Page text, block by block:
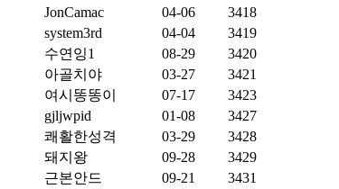
JonCamac 04-06
3418
system3rd 04-04
3419
수연잉1 08-29
3420
아골치야 03-27
3421
여시똥똥이 07-17
3423
gjljwpid 01-08
3427
쾌활한성격 03-29
3428
돼지왕 09-28
3429
근본안드 09-21
3431